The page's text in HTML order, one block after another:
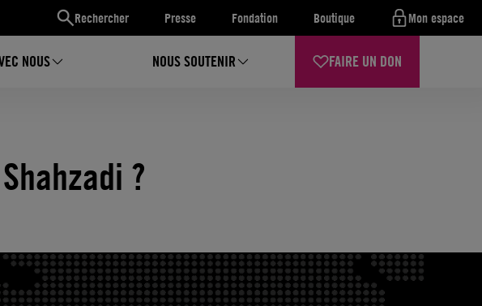
Rechercher Presse Fondation Boutique Mon espace
NOUS NOUS SOUTENIR FAIRE UN DON
?